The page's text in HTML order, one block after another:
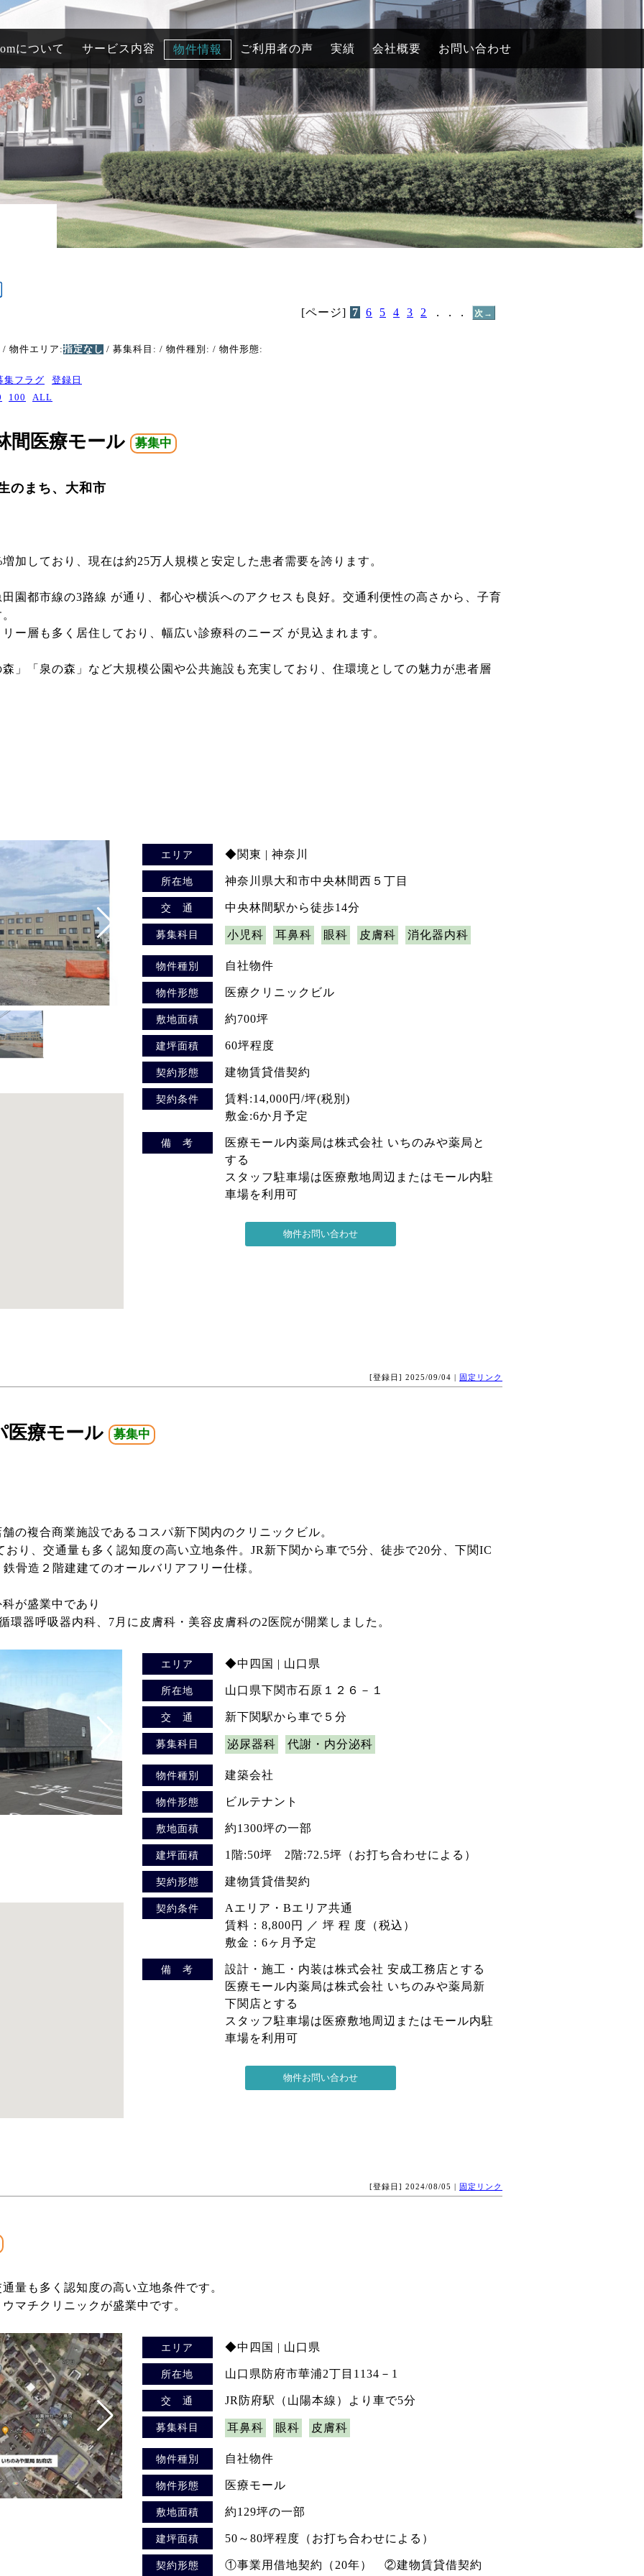
について サービス内容 物件情報 ご利用者の声 実績 会社概要 お問い合わせ
[ページ] 7 6 5 4 3 2 ．．． 次→
/ 物件エリア:指定なし / 募集科目: / 物件種別: / 物件形態:
集フラグ
登録日
100 ALL
間医療モール 募集中
のまち、大和市
加しており、現在は約25万人規模と安定した患者需要を誇ります。
園都市線の3路線 が通り、都心や横浜へのアクセスも良好。交通利便性の高さから、子育
ー層も多く居住しており、幅広い診療科のニーズ が見込まれます。
」「泉の森」など大規模公園や公共施設も充実しており、住環境としての魅力が患者層
エリア ◆関東 | 神奈川
所在地 神奈川県大和市中央林間西５丁目
交 通 中央林間駅から徒歩14分
募集科目 小児科 耳鼻科 眼科 皮膚科 消化器内科
物件種別 自社物件
物件形態 医療クリニックビル
敷地面積 約700坪
建坪面積 60坪程度
契約形態 建物賃貸借契約
契約条件
賃料:14,000円/坪(税別)
敷金:6か月予定
備 考
医療モール内薬局は株式会社 いちのみや薬局と
する
スタッフ駐車場は医療敷地周辺またはモール内駐
車場を利用可
[登録日] 2025/09/04 | 固定リンク
療モール 募集中
の複合商業施設であるコスパ新下関内のクリニックビル。
り、交通量も多く認知度の高い立地条件。JR新下関から車で5分、徒歩で20分、下関IC
骨造２階建建てのオールバリアフリー仕様。
が盛業中であり
環器呼吸器内科、7月に皮膚科・美容皮膚科の2医院が開業しました。
エリア ◆中四国 | 山口県
所在地 山口県下関市石原１２６－１
交 通 新下関駅から車で５分
募集科目 泌尿器科 代謝・内分泌科
物件種別 建築会社
物件形態 ビルテナント
敷地面積 約1300坪の一部
建坪面積 1階:50坪 2階:72.5坪（お打ち合わせによる）
契約形態 建物賃貸借契約
契約条件
Aエリア・Bエリア共通
賃料：8,800円 ／ 坪 程 度（税込）
敷金：6ヶ月予定
備 考
設計・施工・内装は株式会社 安成工務店とする
医療モール内薬局は株式会社 いちのみや薬局新
下関店とする
スタッフ駐車場は医療敷地周辺またはモール内駐
車場を利用可
[登録日] 2024/08/05 | 固定リンク
量も多く認知度の高い立地条件です。
マチクリニックが盛業中です。
エリア ◆中四国 | 山口県
所在地 山口県防府市華浦2丁目1134－1
交 通 JR防府駅（山陽本線）より車で5分
募集科目 耳鼻科 眼科 皮膚科
物件種別 自社物件
物件形態 医療モール
敷地面積 約129坪の一部
建坪面積 50～80坪程度（お打ち合わせによる）
契約形態
①事業用借地契約（20年） ②建物賃貸借契約